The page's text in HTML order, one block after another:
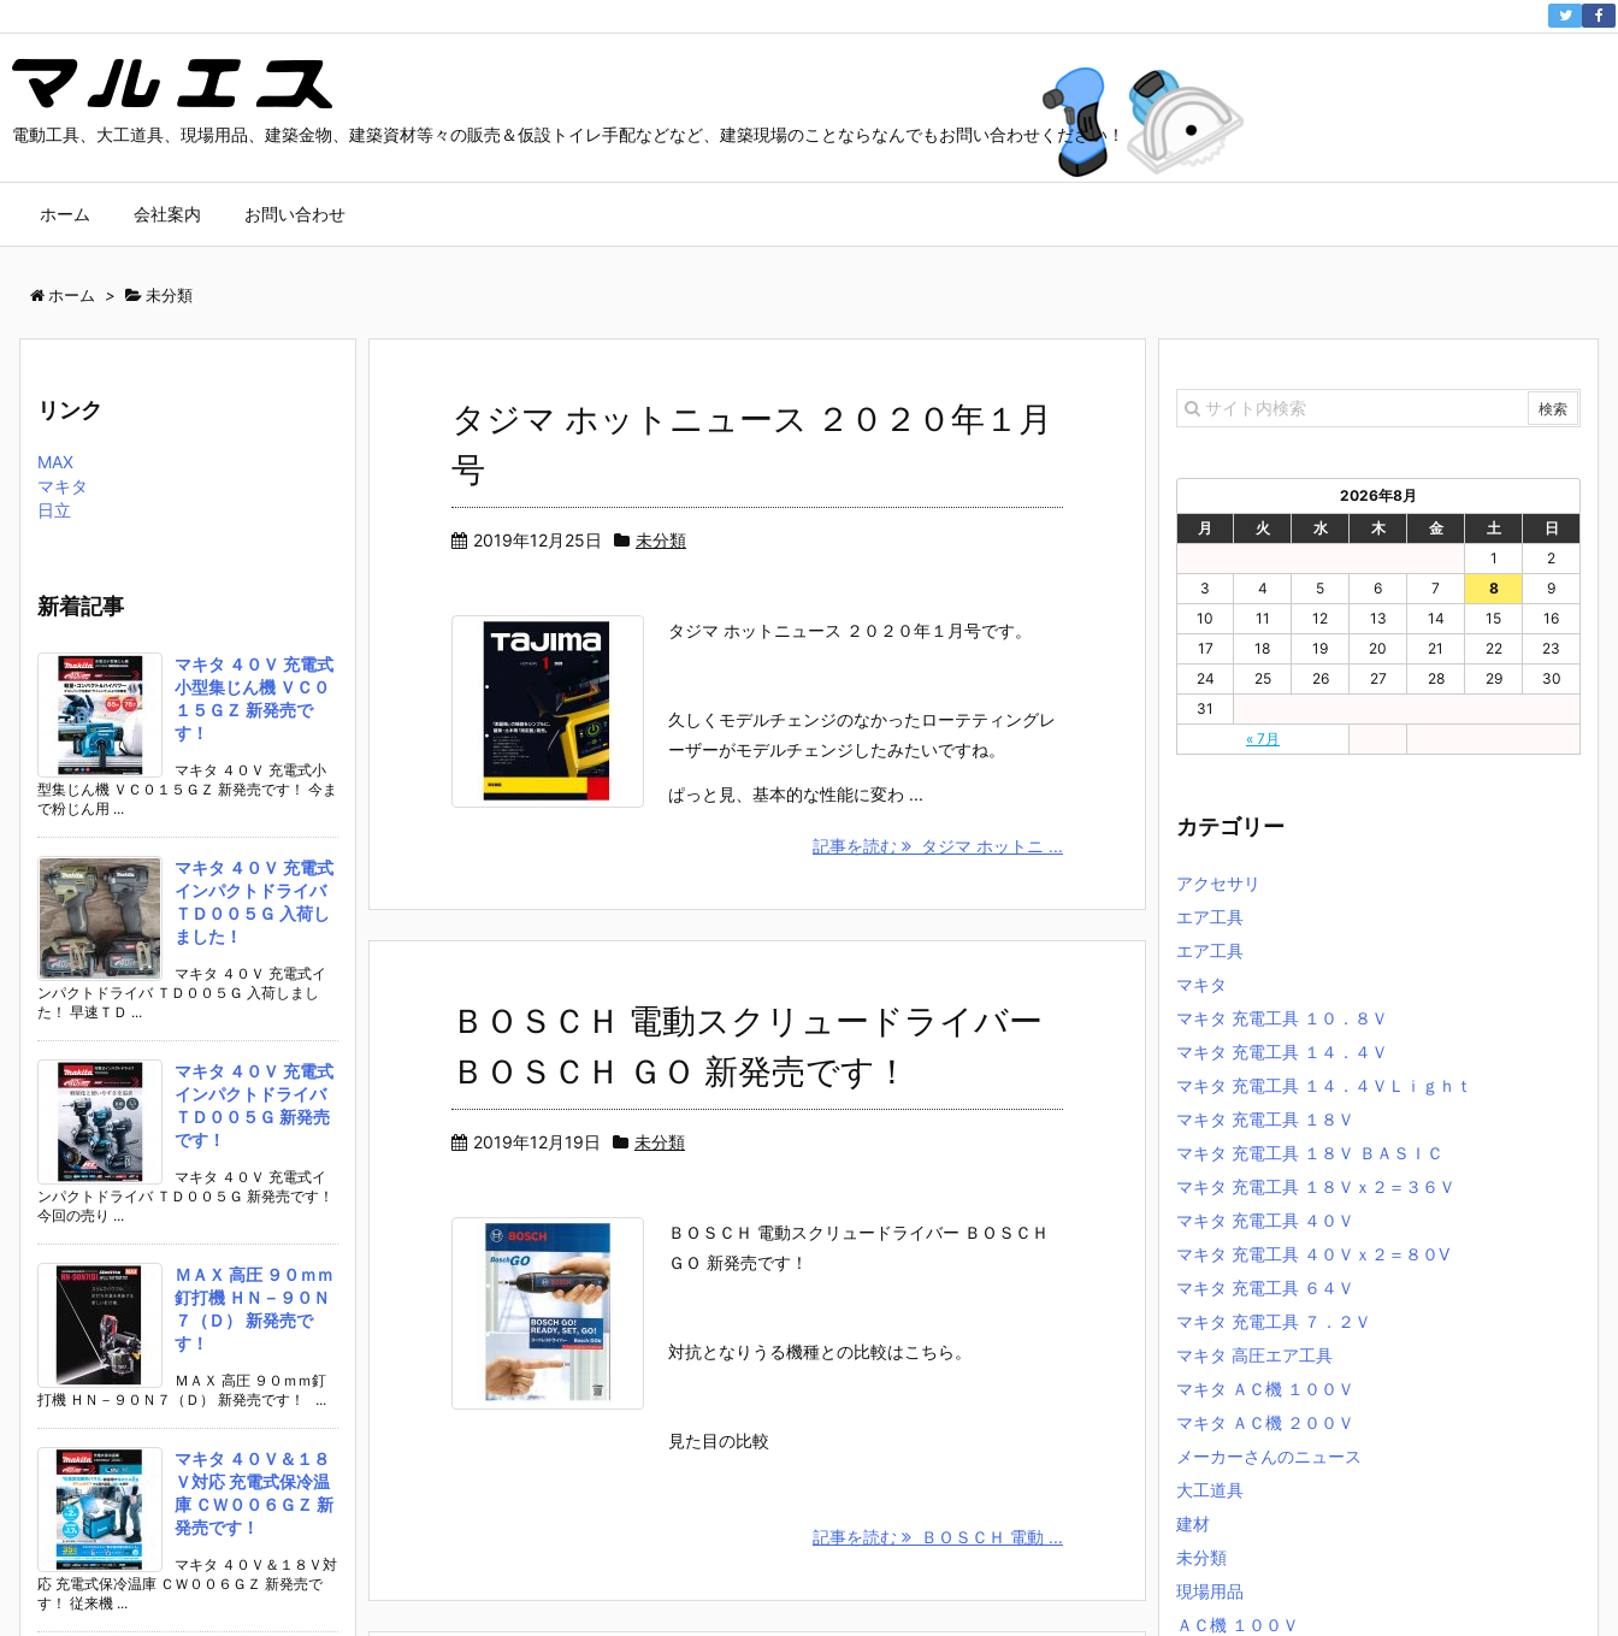
電動工具、大工道具、現場用品、建築金物、建築資材等々の販売＆仮設トイレ手配などなど、建築現場のことならなんでもお問い合わせください！
ホーム 会社案内 お問い合わせ
ホーム > 未分類
タジマ ホットニュース ２０２０年１月
号
2019年12月25日 未分類
タジマ ホットニュース ２０２０年１月号です。
久しくモデルチェンジのなかったローテティングレ
ーザーがモデルチェンジしたみたいですね。
ぱっと見、基本的な性能に変わ ...
記事を読む タジマ ホットニ ...
ＢＯＳＣＨ 電動スクリュードライバー
ＢＯＳＣＨ ＧＯ 新発売です！
2019年12月19日 未分類
ＢＯＳＣＨ 電動スクリュードライバー ＢＯＳＣＨ
ＧＯ 新発売です！
対抗となりうる機種との比較はこちら。
見た目の比較
記事を読む ＢＯＳＣＨ 電動 ...
リンク
MAX
マキタ
日立
新着記事
マキタ ４０Ｖ 充電式
小型集じん機 ＶＣ０
１５ＧＺ 新発売で
す！
マキタ ４０Ｖ 充電式小
型集じん機 ＶＣ０１５ＧＺ 新発売です！ 今ま
で粉じん用 ...
マキタ ４０Ｖ 充電式
インパクトドライバ
ＴＤ００５Ｇ 入荷し
ました！
マキタ ４０Ｖ 充電式イ
ンパクトドライバ ＴＤ００５Ｇ 入荷しまし
た！ 早速ＴＤ ...
マキタ ４０Ｖ 充電式
インパクトドライバ
ＴＤ００５Ｇ 新発売
です！
マキタ ４０Ｖ 充電式イ
ンパクトドライバ ＴＤ００５Ｇ 新発売です！
今回の売り ...
ＭＡＸ 高圧 ９０ｍｍ
釘打機 ＨＮ－９０Ｎ
７（Ｄ） 新発売で
す！
ＭＡＸ 高圧 ９０ｍｍ釘
打機 ＨＮ－９０Ｎ７（Ｄ） 新発売です！ ...
マキタ ４０Ｖ＆１８
Ｖ対応 充電式保冷温
庫 ＣＷ００６ＧＺ 新
発売です！
マキタ ４０Ｖ＆１８Ｖ対
応 充電式保冷温庫 ＣＷ００６ＧＺ 新発売で
す！ 従来機 ...
2026年8月
月
火 水 木 金 土 日
« 7月
1
2
3
4 5 6 7 8
9
10
11 12 13 14 15
16
17
18 19 20 21 22
23
24
25 26 27 28 29
30
31
カテゴリー
アクセサリ
エア工具
エア工具
マキタ
マキタ 充電工具 １０．８Ｖ
マキタ 充電工具 １４．４Ｖ
マキタ 充電工具 １４．４ＶＬｉｇｈｔ
マキタ 充電工具 １８Ｖ
マキタ 充電工具 １８Ｖ ＢＡＳＩＣ
マキタ 充電工具 １８Ｖｘ２＝３６Ｖ
マキタ 充電工具 ４０Ｖ
マキタ 充電工具 ４０Ｖｘ２＝８０V
マキタ 充電工具 ６４Ｖ
マキタ 充電工具 ７．２Ｖ
マキタ 高圧エア工具
マキタ ＡＣ機 １００Ｖ
マキタ ＡＣ機 ２００Ｖ
メーカーさんのニュース
大工道具
建材
未分類
現場用品
ＡＣ機 １００Ｖ